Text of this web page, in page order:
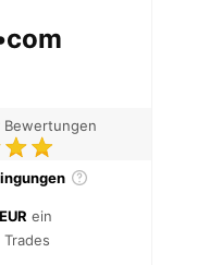
Bewertungen
ein